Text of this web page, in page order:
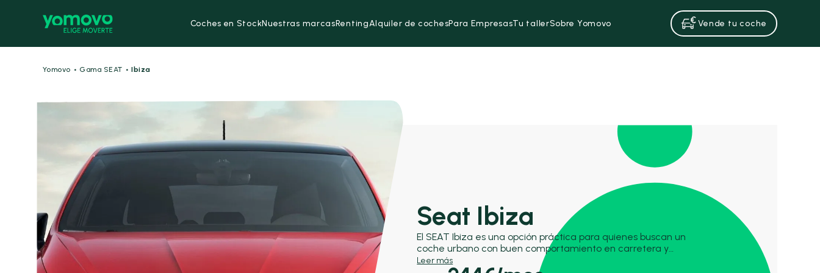
Coches en StockNuestras marcasRentingAlquiler de cochesPara EmpresasTu tallerSobre Yomovo Vende tu coche
Yomovo · Gama SEAT · Ibiza
Seat Ibiza
El SEAT Ibiza es una opción práctica para quienes buscan un
coche urbano con buen comportamiento en carretera y
equipamiento equilibrado. Compite con modelos como el Renault
Leer más